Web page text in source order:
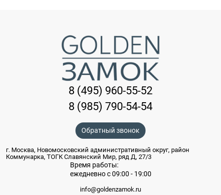
8 (495) 960-55-52
8 (985) 790-54-54
Обратный звонок
г. Москва, Новомосковский административный округ, район
Коммунарка, ТОГК Славянский Мир, ряд Д, 27/3
Время работы:
ежедневно с 09:00 - 19:00
info@goldenzamok.ru